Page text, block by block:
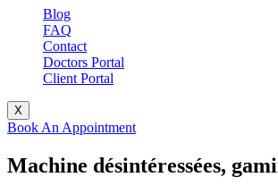
Blog
FAQ
Contact
Doctors Portal
Client Portal
X
Book An Appointment
Machine désintéressées,